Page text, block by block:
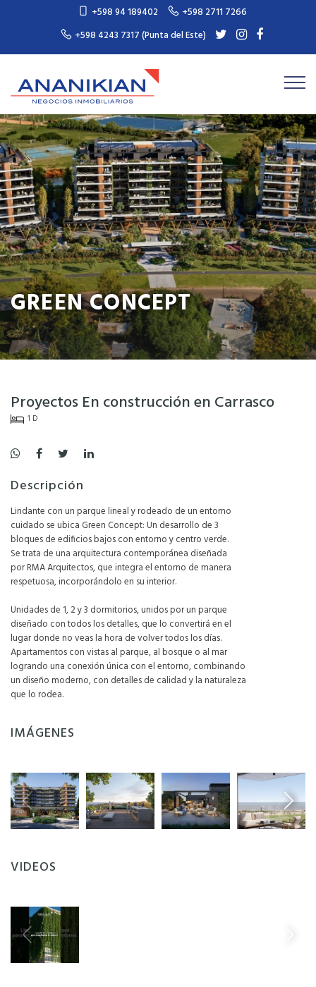
+598 94 189402
+598 2711 7266
+598 4243 7317 (Punta del Este)
GREEN CONCEPT
Proyectos En construcción en Carrasco
1 D
Descripción
Lindante con un parque lineal y rodeado de un entorno
cuidado se ubica Green Concept: Un desarrollo de 3
bloques de edificios bajos con entorno y centro verde.
Se trata de una arquitectura contemporánea diseñada
por RMA Arquitectos, que integra el entorno de manera
respetuosa, incorporándolo en su interior.
Unidades de 1, 2 y 3 dormitorios, unidos por un parque
diseñado con todos los detalles, que lo convertirá en el
lugar donde no veas la hora de volver todos los días.
Apartamentos con vistas al parque, al bosque o al mar
logrando una conexión única con el entorno, combinando
un diseño moderno, con detalles de calidad y la naturaleza
que lo rodea.
IMÁGENES
VIDEOS